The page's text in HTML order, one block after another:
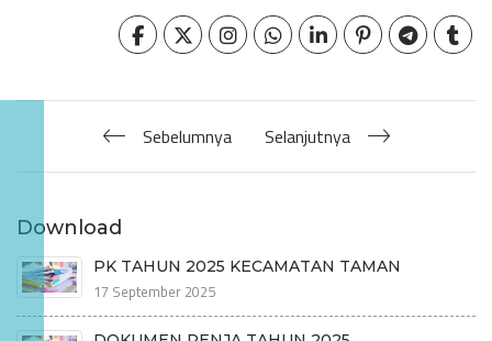
Sebelumnya Selanjutnya
Download
PK TAHUN 2025 KECAMATAN TAMAN
17 September 2025